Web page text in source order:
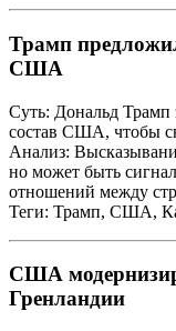
Трамп
США
Суть: Дональд Трамп
состав США, чтобы
Анализ:
но может быть
отношений между
Теги: Трамп, США,
США
Гренландии